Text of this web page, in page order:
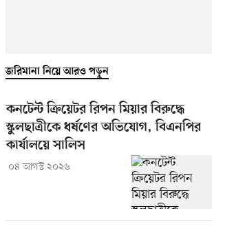
জরিমানা নিয়ে আরও পড়ুন
কনটেন্ট ক্রিয়েটর রিপন মিয়ার বিরুদ্ধে
স্কুলছাত্রীকে ধর্ষণের অভিযোগ, বিএনপির
কার্যালয়ে সালিস
০৪ আগস্ট ২০২৬